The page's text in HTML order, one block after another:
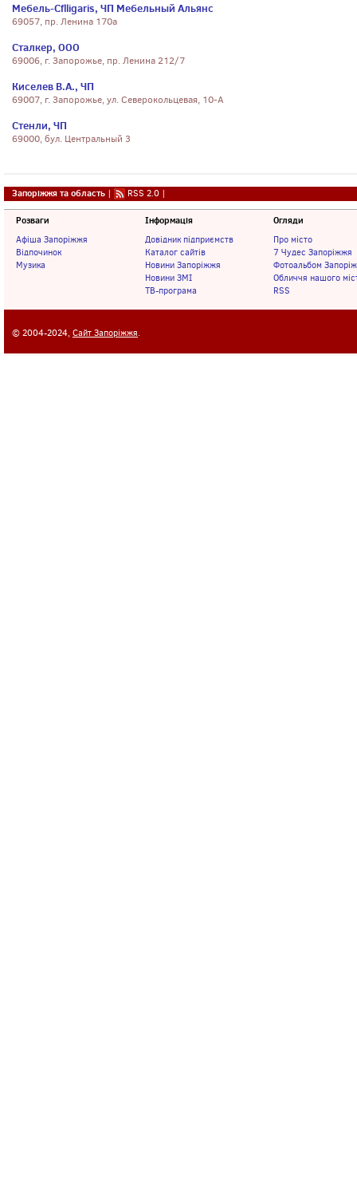
Мебель-Cflligaris, ЧП Мебельный Альянс
69057, пр. Ленина 170а
Сталкер, ООО
69006, г. Запорожье, пр. Ленина 212/7
Киселев В.А., ЧП
69007, г. Запорожье, ул. Северокольцевая, 10-А
Стенли, ЧП
69000, бул. Центральный 3
Запоріжжя та область | RSS 2.0 |
Розваги
Афіша Запоріжжя
Відпочинок
Музика
Інформація
Довідник підприємств
Каталог сайтів
Новини Запоріжжя
Новини ЗМІ
ТВ-програма
Огляди
Про місто
7 Чудес Запоріжжя
Фотоальбом
Обличчя нашого
RSS
© 2004-2024, Сайт Запоріжжя.